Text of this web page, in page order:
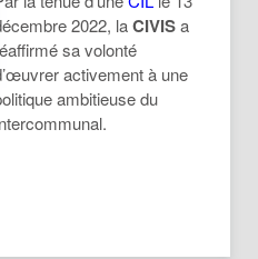
2022, laCIVISa
sa volonté
activement à une
ambitieuse du